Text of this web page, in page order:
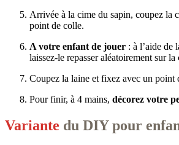
Arrivée à la cime du sapin, coupez la
point de colle.
A votre enfant de jouer : à l’aide de
laissez-le repasser aléatoirement sur la
Coupez la laine et fixez avec un point
Pour finir, à 4 mains, décorez votre
Variante du DIY pour